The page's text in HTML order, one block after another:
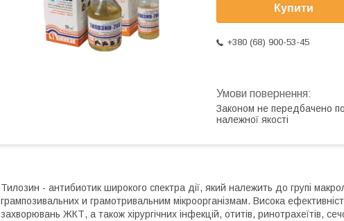
Купити
+380 (68) 900-53-45
Законом не передбачено
належної якості
Тилозин - антибиотик широкого спектра дії, який належить до групі
грампозивальних и грамотривальним мікроорганізмам. Висока
захворювань ЖКТ, а також хірургічних інфекцій, отитів, ринотрахеїтів,